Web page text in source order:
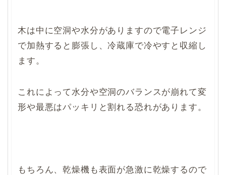
木は中に空洞や水分がありますので電子レンジ
で加熱すると膨張し、冷蔵庫で冷やすと収縮し
ます。
これによって水分や空洞のバランスが崩れて変
形や最悪はパッキリと割れる恐れがあります。
もちろん、乾燥機も表面が急激に乾燥するので